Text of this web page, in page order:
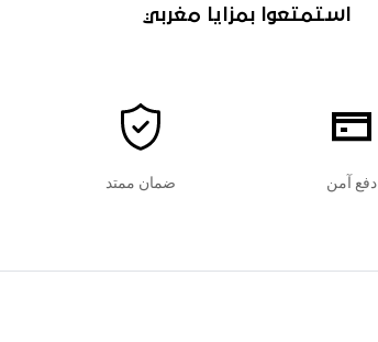
استمتعوا بمزايا مغربي
دفع آمن ضمان ممتد